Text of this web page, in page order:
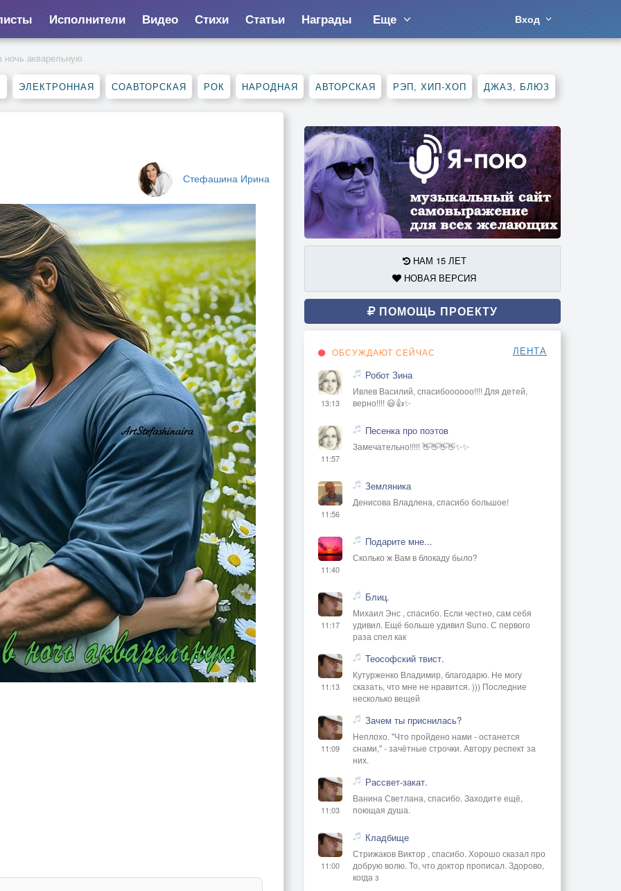
Исполнители Видео Стихи Статьи Награды Еще Вход
ночь акварельную
ЭЛЕКТРОННАЯ СОАВТОРСКАЯ РОК НАРОДНАЯ АВТОРСКАЯ РЭП, ХИП-ХОП ДЖАЗ, БЛЮЗ
Стефашина Ирина
НАМ 15 ЛЕТ
НОВАЯ ВЕРСИЯ
ПОМОЩЬ ПРОЕКТУ
ОБСУЖДАЮТ СЕЙЧАС ЛЕНТА
13:13
Робот Зина
Ивлев Василий, спасибоооооо!!!! Для детей,
верно!!!! 😃👍✨
11:57
Песенка про поэтов
Замечательно!!!!! 👋👋👋👋✨✨
11:56
Земляника
Денисова Владлена, спасибо большое!
11:40
Подарите мне...
Сколько ж Вам в блокаду было?
11:17
Блиц.
Михаил Энс , спасибо. Если честно, сам себя
удивил. Ещё больше удивил Suno. С первого
раза спел как
11:13
Теософский твист.
Кутурженко Владимир, благодарю. Не могу
сказать, что мне не нравится. ))) Последние
несколько вещей
11:09
Зачем ты приснилась?
Неплохо. "Что пройдено нами - останется
снами," - зачётные строчки. Автору респект за
них.
11:03
Рассвет-закат.
Ванина Светлана, спасибо. Заходите ещё,
поющая душа.
11:00
Кладбище
Стрижаков Виктор , спасибо. Хорошо сказал про
добрую волю. То, что доктор прописал. Здорово,
когда з